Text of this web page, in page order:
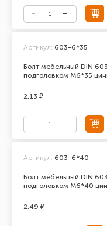
Болт мебельный DIN
подголовком М6*35
Артикул: 603-6*35
2.13 ₽
Болт мебельный DIN
подголовком М6*40
Артикул: 603-6*40
2.49 ₽